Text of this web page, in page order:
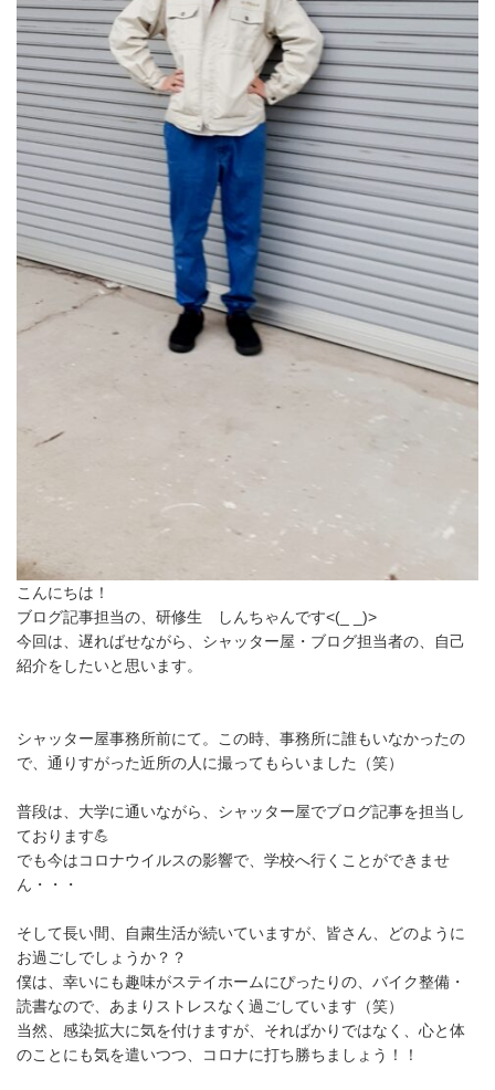
こんにちは！
ブログ記事担当の、研修生 しんちゃんです<(_ _)>
今回は、遅ればせながら、シャッター屋・ブログ担当者の、自己
紹介をしたいと思います。
シャッター屋事務所前にて。この時、事務所に誰もいなかったの
で、通りすがった近所の人に撮ってもらいました（笑）
普段は、大学に通いながら、シャッター屋でブログ記事を担当し
ております💪
でも今はコロナウイルスの影響で、学校へ行くことができませ
ん・・・
そして長い間、自粛生活が続いていますが、皆さん、どのように
お過ごしでしょうか？？
僕は、幸いにも趣味がステイホームにぴったりの、バイク整備・
読書なので、あまりストレスなく過ごしています（笑）
当然、感染拡大に気を付けますが、そればかりではなく、心と体
のことにも気を遣いつつ、コロナに打ち勝ちましょう！！